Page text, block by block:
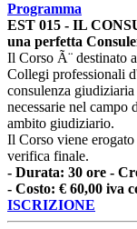
Programma
EST 015 - IL
una perfetta
Il Corso Ã¨ destinato
Collegi professionali
consulenza
necessarie nel campo
ambito giudiziario.
Il Corso viene
verifica finale.
- Durata: 30 ore -
- Costo: € 60,00 iva
ISCRIZIONE